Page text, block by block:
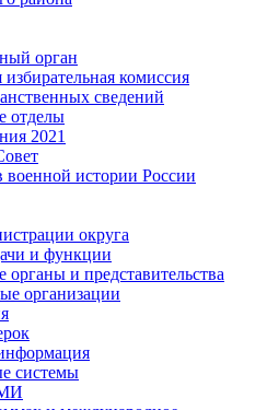
орган
комиссия
сведений
отделы
2021
истории России
округа
и функции
органы и представительства
организации
системы